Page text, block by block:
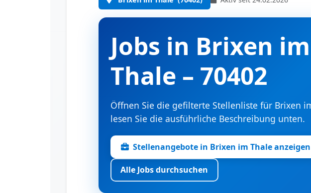
Jobs in Brixen im
Thale – 70402
Öffnen Sie die gefilterte Stellenliste für Brixen
lesen Sie die ausführliche Beschreibung unten.
Stellenangebote in Brixen im Thale anzeigen
Alle Jobs durchsuchen